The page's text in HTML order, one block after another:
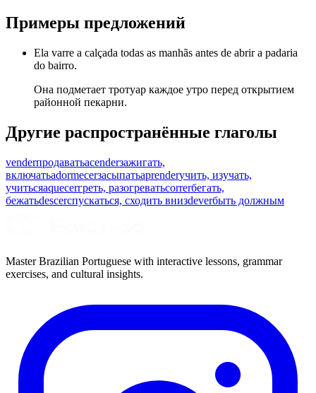
Примеры предложений
Ela varre a calçada todas as manhãs antes de abrir a padaria
do bairro.
Она подметает тротуар каждое утро перед открытием
районной пекарни.
Другие распространённые глаголы
venderпродаватьacenderзажигать,
включатьadormecerзасыпатьaprenderучить, изучать,
учитьсяaquecerгреть, разогреватьcorrerбегать,
бежатьdescerспускаться, сходить внизdeverбыть должным
Master Brazilian Portuguese with interactive lessons, grammar
exercises, and cultural insights.